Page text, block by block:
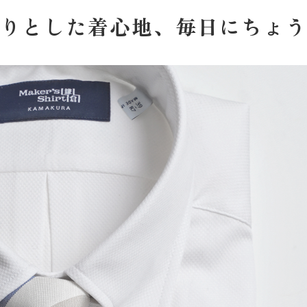
とした着心地、 毎日にちょ